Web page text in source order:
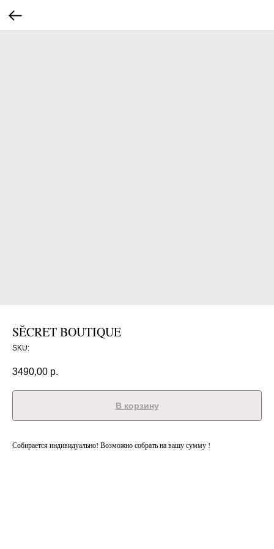
SĚCRET BOUTIQUE
SKU:
3490,00 р.
В корзину
Собирается индивидуально! Возможно собрать на вашу сумму !